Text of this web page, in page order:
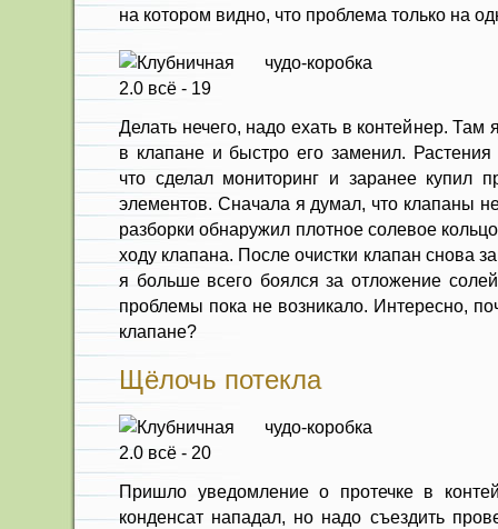
на котором видно, что проблема только на
Делать нечего, надо ехать в контейнер. Там
в клапане и быстро его заменил.
что сделал мониторинг и заранее купил
элементов. Сначала я думал, что клапаны
разборки обнаружил плотное солевое
ходу клапана. После очистки клапан снова
я больше всего боялся за отложение
проблемы пока не возникало. Интересно,
клапане?
Щёлочь потекла
Пришло уведомление о протечке в
конденсат нападал, но надо съездить